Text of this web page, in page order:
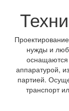
нужды и
оснащаются
аппаратурой,
партией.
транспорт